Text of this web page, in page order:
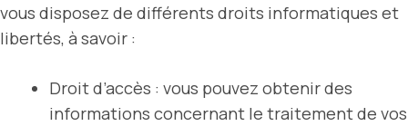
vous disposez de différents droits informatiques et
libertés, à savoir :
Droit d’accès : vous pouvez obtenir des
informations concernant le traitement de vos